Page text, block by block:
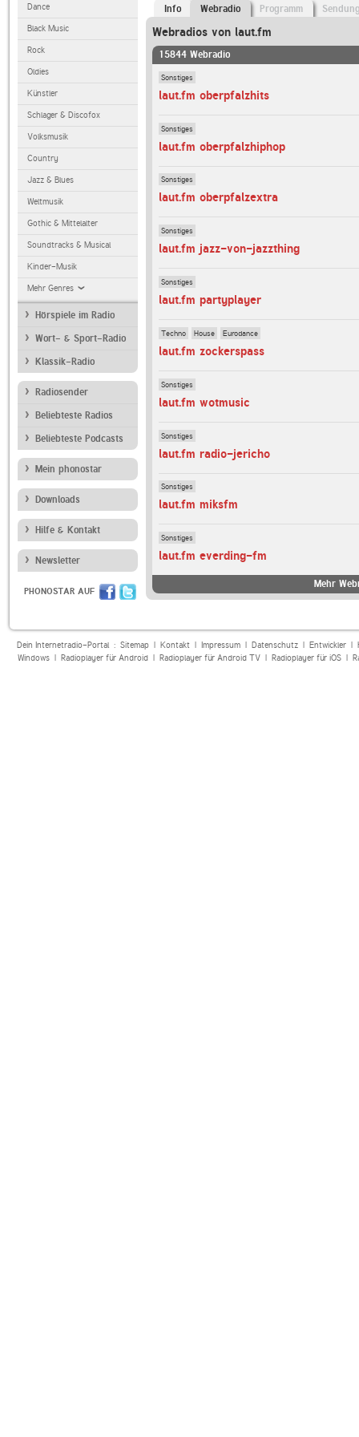
Dance
Black Music
Rock
Oldies
Künstler
Schlager & Discofox
Volksmusik
Country
Jazz & Blues
Weltmusik
Gothic & Mittelalter
Soundtracks & Musical
Kinder-Musik
Mehr Genres
Hörspiele im Radio
Wort- & Sport-Radio
Klassik-Radio
Radiosender
Beliebteste Radios
Beliebteste Podcasts
Mein phonostar
Downloads
Hilfe & Kontakt
Newsletter
PHONOSTAR AUF
Info Webradio Programm
Webradios von laut.fm
15844 Webradio
Sonstiges
laut.fm oberpfalzhits
Sonstiges
laut.fm oberpfalzhiphop
Sonstiges
laut.fm oberpfalzextra
Sonstiges
laut.fm jazz-von-jazzthing
Sonstiges
laut.fm partyplayer
Techno House Eurodance
laut.fm zockerspass
Sonstiges
laut.fm wotmusic
Sonstiges
laut.fm radio-jericho
Sonstiges
laut.fm miksfm
Sonstiges
laut.fm everding-fm
Mehr
Dein Internetradio-Portal : Sitemap| Kontakt| Impressum| Datenschutz| Entwickler|
Windows| Radioplayer für Android| Radioplayer für Android TV| Radioplayer für iOS|